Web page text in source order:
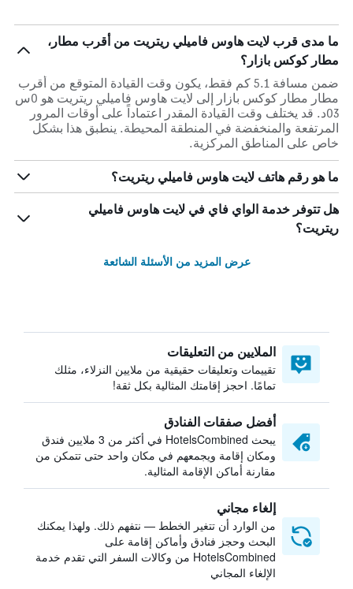
ما مدى قرب لايت هاوس فاميلي ريتريت من أقرب مطار،
مطار كوكس بازار؟
ضمن مسافة 5.1 كم فقط، يكون وقت القيادة المتوقع من أقرب
مطار مطار كوكس بازار إلى لايت هاوس فاميلي ريتريت هو 0س
03د. قد يختلف وقت القيادة المقدر اعتماداً على أوقات المرور
المرتفعة والمنخفضة في المنطقة المحيطة. ينطبق هذا بشكل
خاص على المناطق المركزية.
ما هو رقم هاتف لايت هاوس فاميلي ريتريت؟
هل تتوفر خدمة الواي فاي في لايت هاوس فاميلي
ريتريت؟
عرض المزيد من الأسئلة الشائعة
الملايين من التعليقات
تقييمات وتعليقات حقيقية من ملايين النزلاء، مثلك
تمامًا. احجز إقامتك المثالية بكل ثقة!
أفضل صفقات الفنادق
يبحث HotelsCombined في أكثر من 3 ملايين فندق
ومكان إقامة ويجمعهم في مكان واحد حتى تتمكن من
مقارنة أماكن الإقامة المثالية.
إلغاء مجاني
من الوارد أن تتغير الخطط — نتفهم ذلك. ولهذا يمكنك
البحث وحجز فنادق وأماكن إقامة على
HotelsCombined من وكالات السفر التي تقدم خدمة
الإلغاء المجاني